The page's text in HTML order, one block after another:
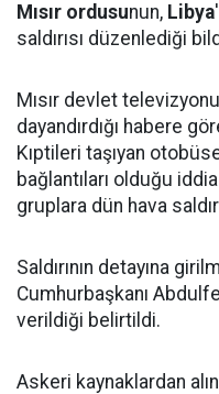
Mısır ordusunun, Libya
saldırısı düzenlediği
Mısır devlet
dayandırdığı habere
Kıptileri taşıyan
bağlantıları olduğu
gruplara dün hava
Saldırının detayına
Cumhurbaşkanı
verildiği belirtildi.
Askeri kaynaklardan